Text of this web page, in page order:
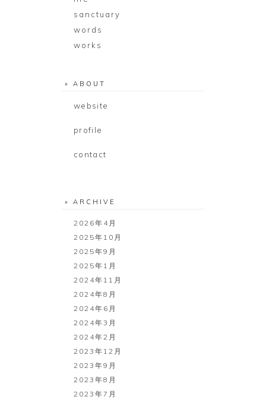
sanctuary
words
works
» ABOUT
website
profile
contact
» ARCHIVE
2026年4月
2025年10月
2025年9月
2025年1月
2024年11月
2024年8月
2024年6月
2024年3月
2024年2月
2023年12月
2023年9月
2023年8月
2023年7月